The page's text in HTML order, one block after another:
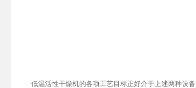
低温活性干燥机的各项工艺目标正好介于上述两种设